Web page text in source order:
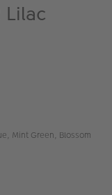
Lilac
Mint Green, Blossom